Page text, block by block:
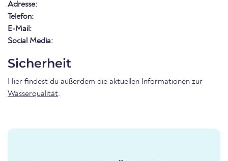
Adresse:
Telefon:
E-Mail:
Social Media:
Sicherheit
Hier findest du außerdem die aktuellen Informationen zur
Wasserqualität.